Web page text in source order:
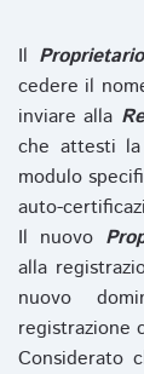
Il Proprietario
cedere il
inviare alla
che attesti
modulo
auto-
Il nuovo
alla
nuovo
registrazione
Considerato